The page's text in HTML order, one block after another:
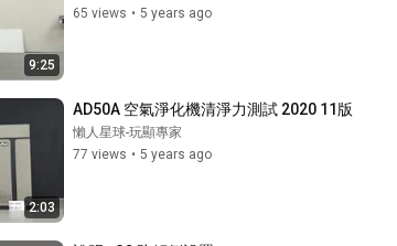
9:25
65 views • 5 years ago
2:03
AD50A 空氣淨化機清淨力測試 2020 11版
懶人星球-玩顯專家
77 views • 5 years ago